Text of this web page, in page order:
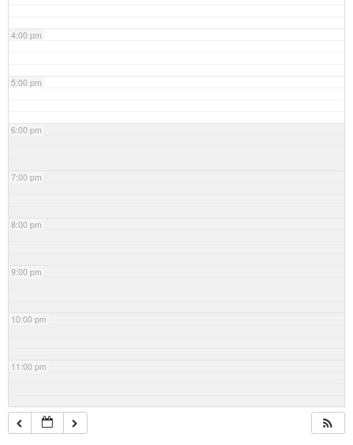
4:00 pm
5:00 pm
6:00 pm
7:00 pm
8:00 pm
9:00 pm
10:00 pm
11:00 pm